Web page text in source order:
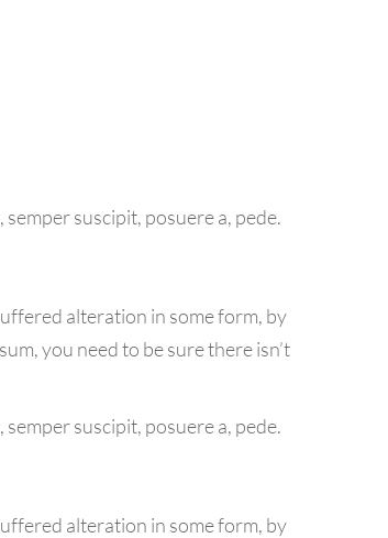
suscipit, posuere a, pede.
alteration in some form, by
you need to be sure there isn’t
suscipit, posuere a, pede.
alteration in some form, by